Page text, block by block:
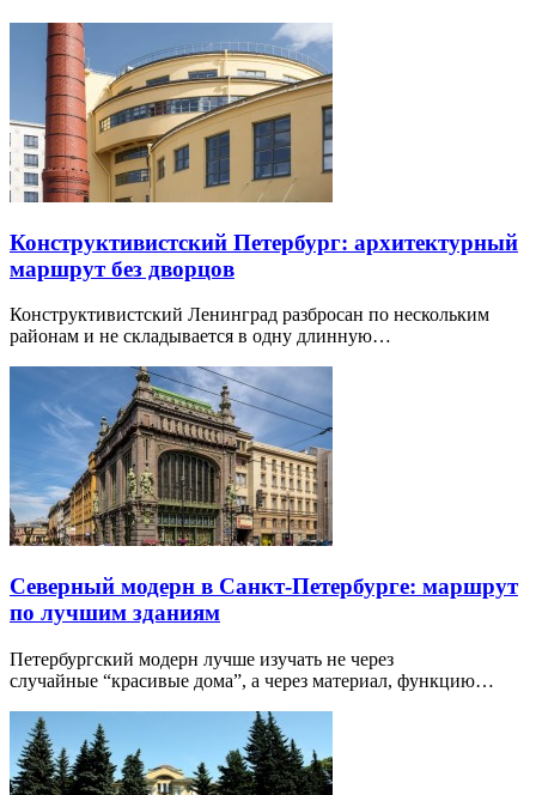
Конструктивистский Петербург: архитектурный
маршрут без дворцов
Конструктивистский Ленинград разбросан по нескольким
районам и не складывается в одну длинную…
Северный модерн в Санкт-Петербурге: маршрут
по лучшим зданиям
Петербургский модерн лучше изучать не через
случайные “красивые дома”, а через материал, функцию…